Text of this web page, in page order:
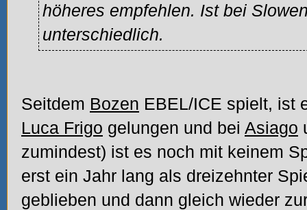
höheres empfehlen. Ist bei
unterschiedlich.
Seitdem Bozen EBEL/ICE spielt, ist
Luca Frigo gelungen und bei Asiago
zumindest) ist es noch mit keinem
erst ein Jahr lang als dreizehnter
geblieben und dann gleich wieder